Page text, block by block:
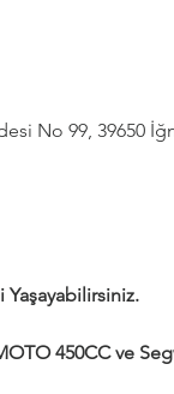
No 99, 39650
Yaşayabilirsiniz.
450CC ve